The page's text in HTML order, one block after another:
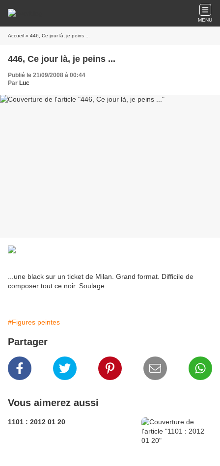
MENU
Accueil » 446, Ce jour là, je peins ...
446, Ce jour là, je peins ...
Publié le 21/09/2008 à 00:44
Par Luc
...une black sur un ticket de Milan. Grand format. Difficile de
composer tout ce noir. Soulage.
#Figures peintes
Partager
Vous aimerez aussi
1101 : 2012 01 20